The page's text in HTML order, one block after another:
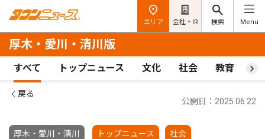
エリア 会社・IR 検索 Menu
厚木・愛川・清川版
すべて トップニュース 文化 社会 教育 ス
戻る
厚木・愛川・清川 トップニュース 社会
公開日：2025.06.22